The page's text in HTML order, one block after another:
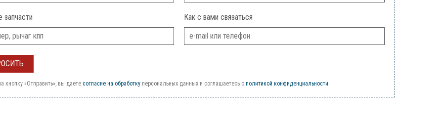
запчасти Как с вами связаться
кнопку «Отправить», вы даете согласие на обработку персональных данных и соглашаетесь c политикой конфиденциальности